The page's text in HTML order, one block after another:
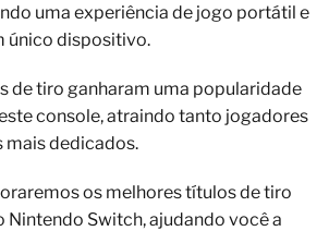
uma experiência de jogo portátil e
único dispositivo.
de tiro ganharam uma popularidade
console, atraindo tanto jogadores
mais dedicados.
os melhores títulos de tiro
Nintendo Switch, ajudando você a